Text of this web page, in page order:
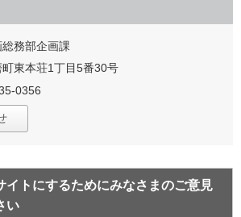
務部企画課
東本荘1丁目5番30号
0356
イトにするためにみなさまのご意見
い